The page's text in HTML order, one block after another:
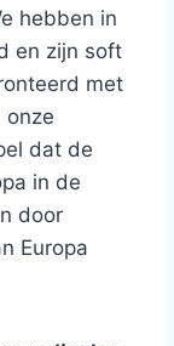
hebben in
en zijn soft
met
onze
dat de
in de
door
Europa